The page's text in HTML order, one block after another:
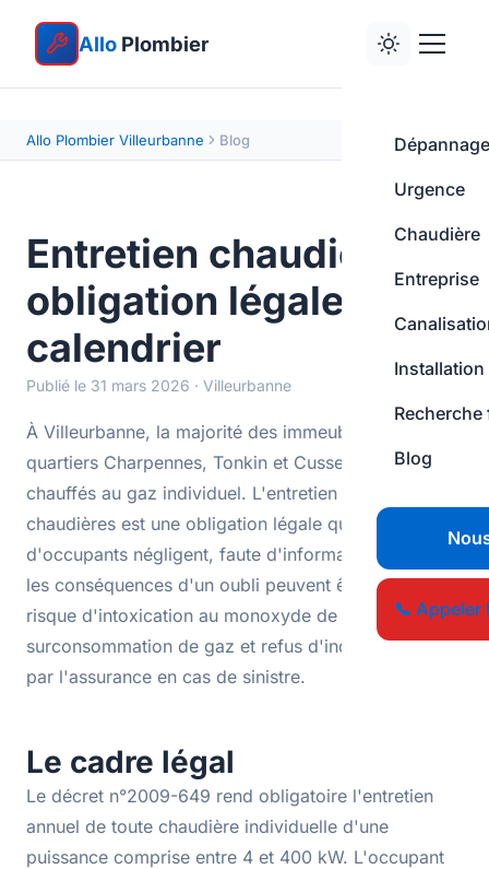
Allo Plombier
Dépannage
Urgence
Chaudière
Entreprise
Installation
Recherche
Blog
📞 Appeler
Allo Plombier Villeurbanne Blog
Entretien chaudière :
obligation légale et
calendrier
Publié le 31 mars 2026 · Villeurbanne
À Villeurbanne, la majorité des immeubles des
quartiers Charpennes, Tonkin et Cusset sont
chauffés au gaz individuel. L'entretien annuel de ces
chaudières est une obligation légale que beaucoup
d'occupants négligent, faute d'information. Pourtant,
les conséquences d'un oubli peuvent être lourdes :
risque d'intoxication au monoxyde de carbone,
surconsommation de gaz et refus d'indemnisation
par l'assurance en cas de sinistre.
Le cadre légal
Le décret n°2009-649 rend obligatoire l'entretien
annuel de toute chaudière individuelle d'une
puissance comprise entre 4 et 400 kW. L'occupant